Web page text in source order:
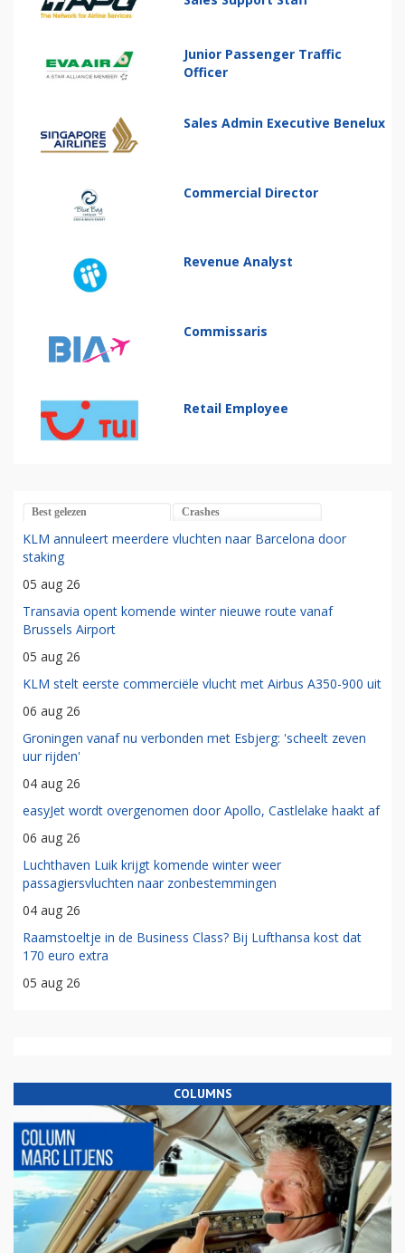
Junior Passenger Traffic
Officer
Sales Admin Executive Benelux
Commercial Director
Revenue Analyst
Commissaris
Retail Employee
Best gelezen Crashes
KLM annuleert meerdere vluchten naar Barcelona door
staking
05 aug 26
Transavia opent komende winter nieuwe route vanaf
Brussels Airport
05 aug 26
KLM stelt eerste commerciële vlucht met Airbus A350-900 uit
06 aug 26
Groningen vanaf nu verbonden met Esbjerg: 'scheelt zeven
uur rijden'
04 aug 26
easyJet wordt overgenomen door Apollo, Castlelake haakt af
06 aug 26
Luchthaven Luik krijgt komende winter weer
passagiersvluchten naar zonbestemmingen
04 aug 26
Raamstoeltje in de Business Class? Bij Lufthansa kost dat
170 euro extra
05 aug 26
COLUMNS